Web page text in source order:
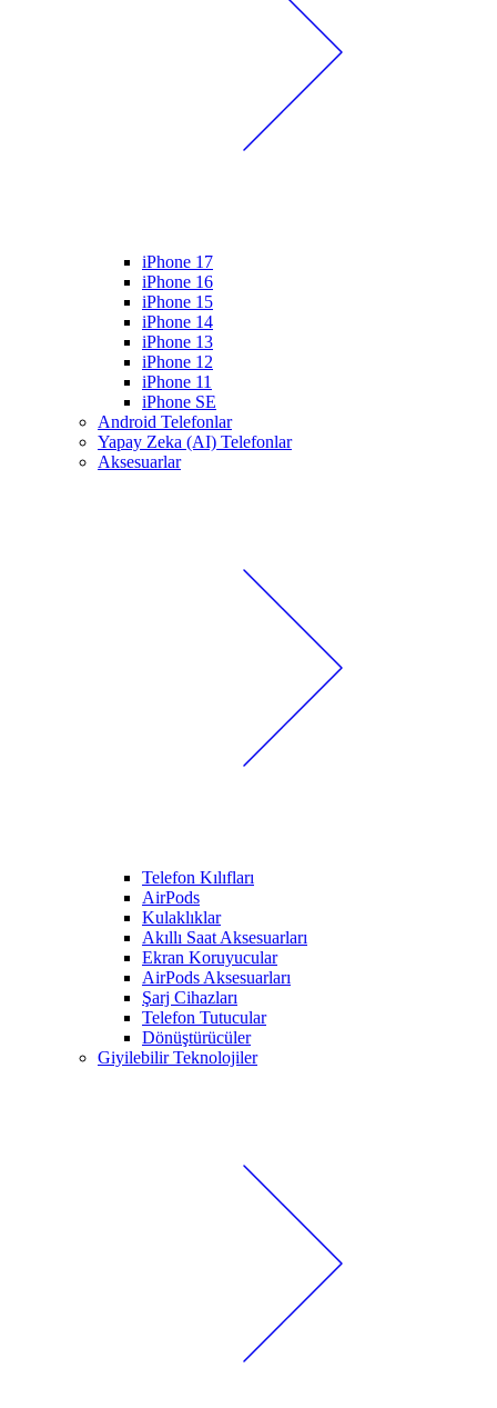
iPhone 17
iPhone 16
iPhone 15
iPhone 14
iPhone 13
iPhone 12
iPhone 11
iPhone SE
Android Telefonlar
Yapay Zeka (AI) Telefonlar
Aksesuarlar
Telefon Kılıfları
AirPods
Kulaklıklar
Akıllı Saat Aksesuarları
Ekran Koruyucular
AirPods Aksesuarları
Şarj Cihazları
Telefon Tutucular
Dönüştürücüler
Giyilebilir Teknolojiler